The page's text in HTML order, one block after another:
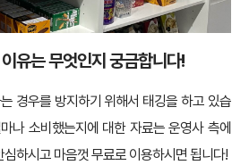
유는 무엇인지 궁금합니다!
경우를 방지하기 위해서 태깅을 하고 있습
나 소비했는지에 대한 자료는 운영사 측에
하시고 마음껏 무료로 이용하시면 됩니다!